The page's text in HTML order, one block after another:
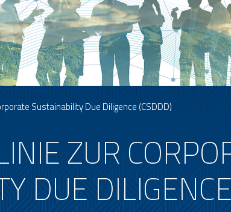
Sustainability Due Diligence (CSDDD)
ZUR
DUE DILIGENCE